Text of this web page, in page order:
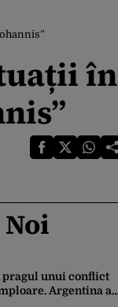
în
pragul unui conflict
Argentina a